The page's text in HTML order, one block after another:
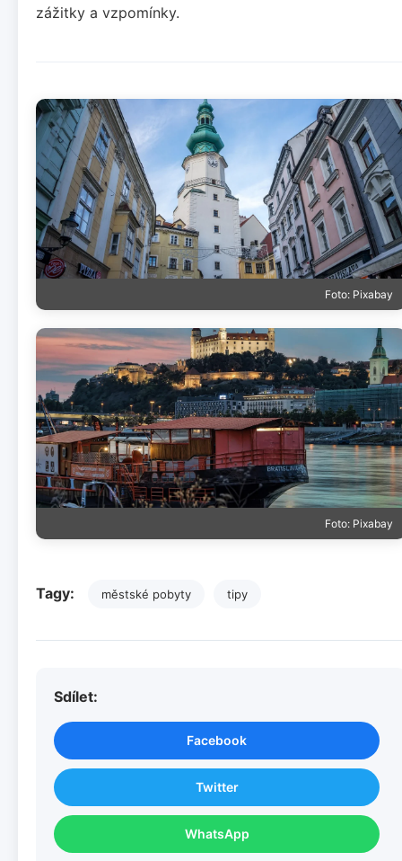
zážitky a vzpomínky.
Foto: Pixabay
Foto: Pixabay
Tagy: městské pobyty tipy
Sdílet:
Facebook
Twitter
WhatsApp